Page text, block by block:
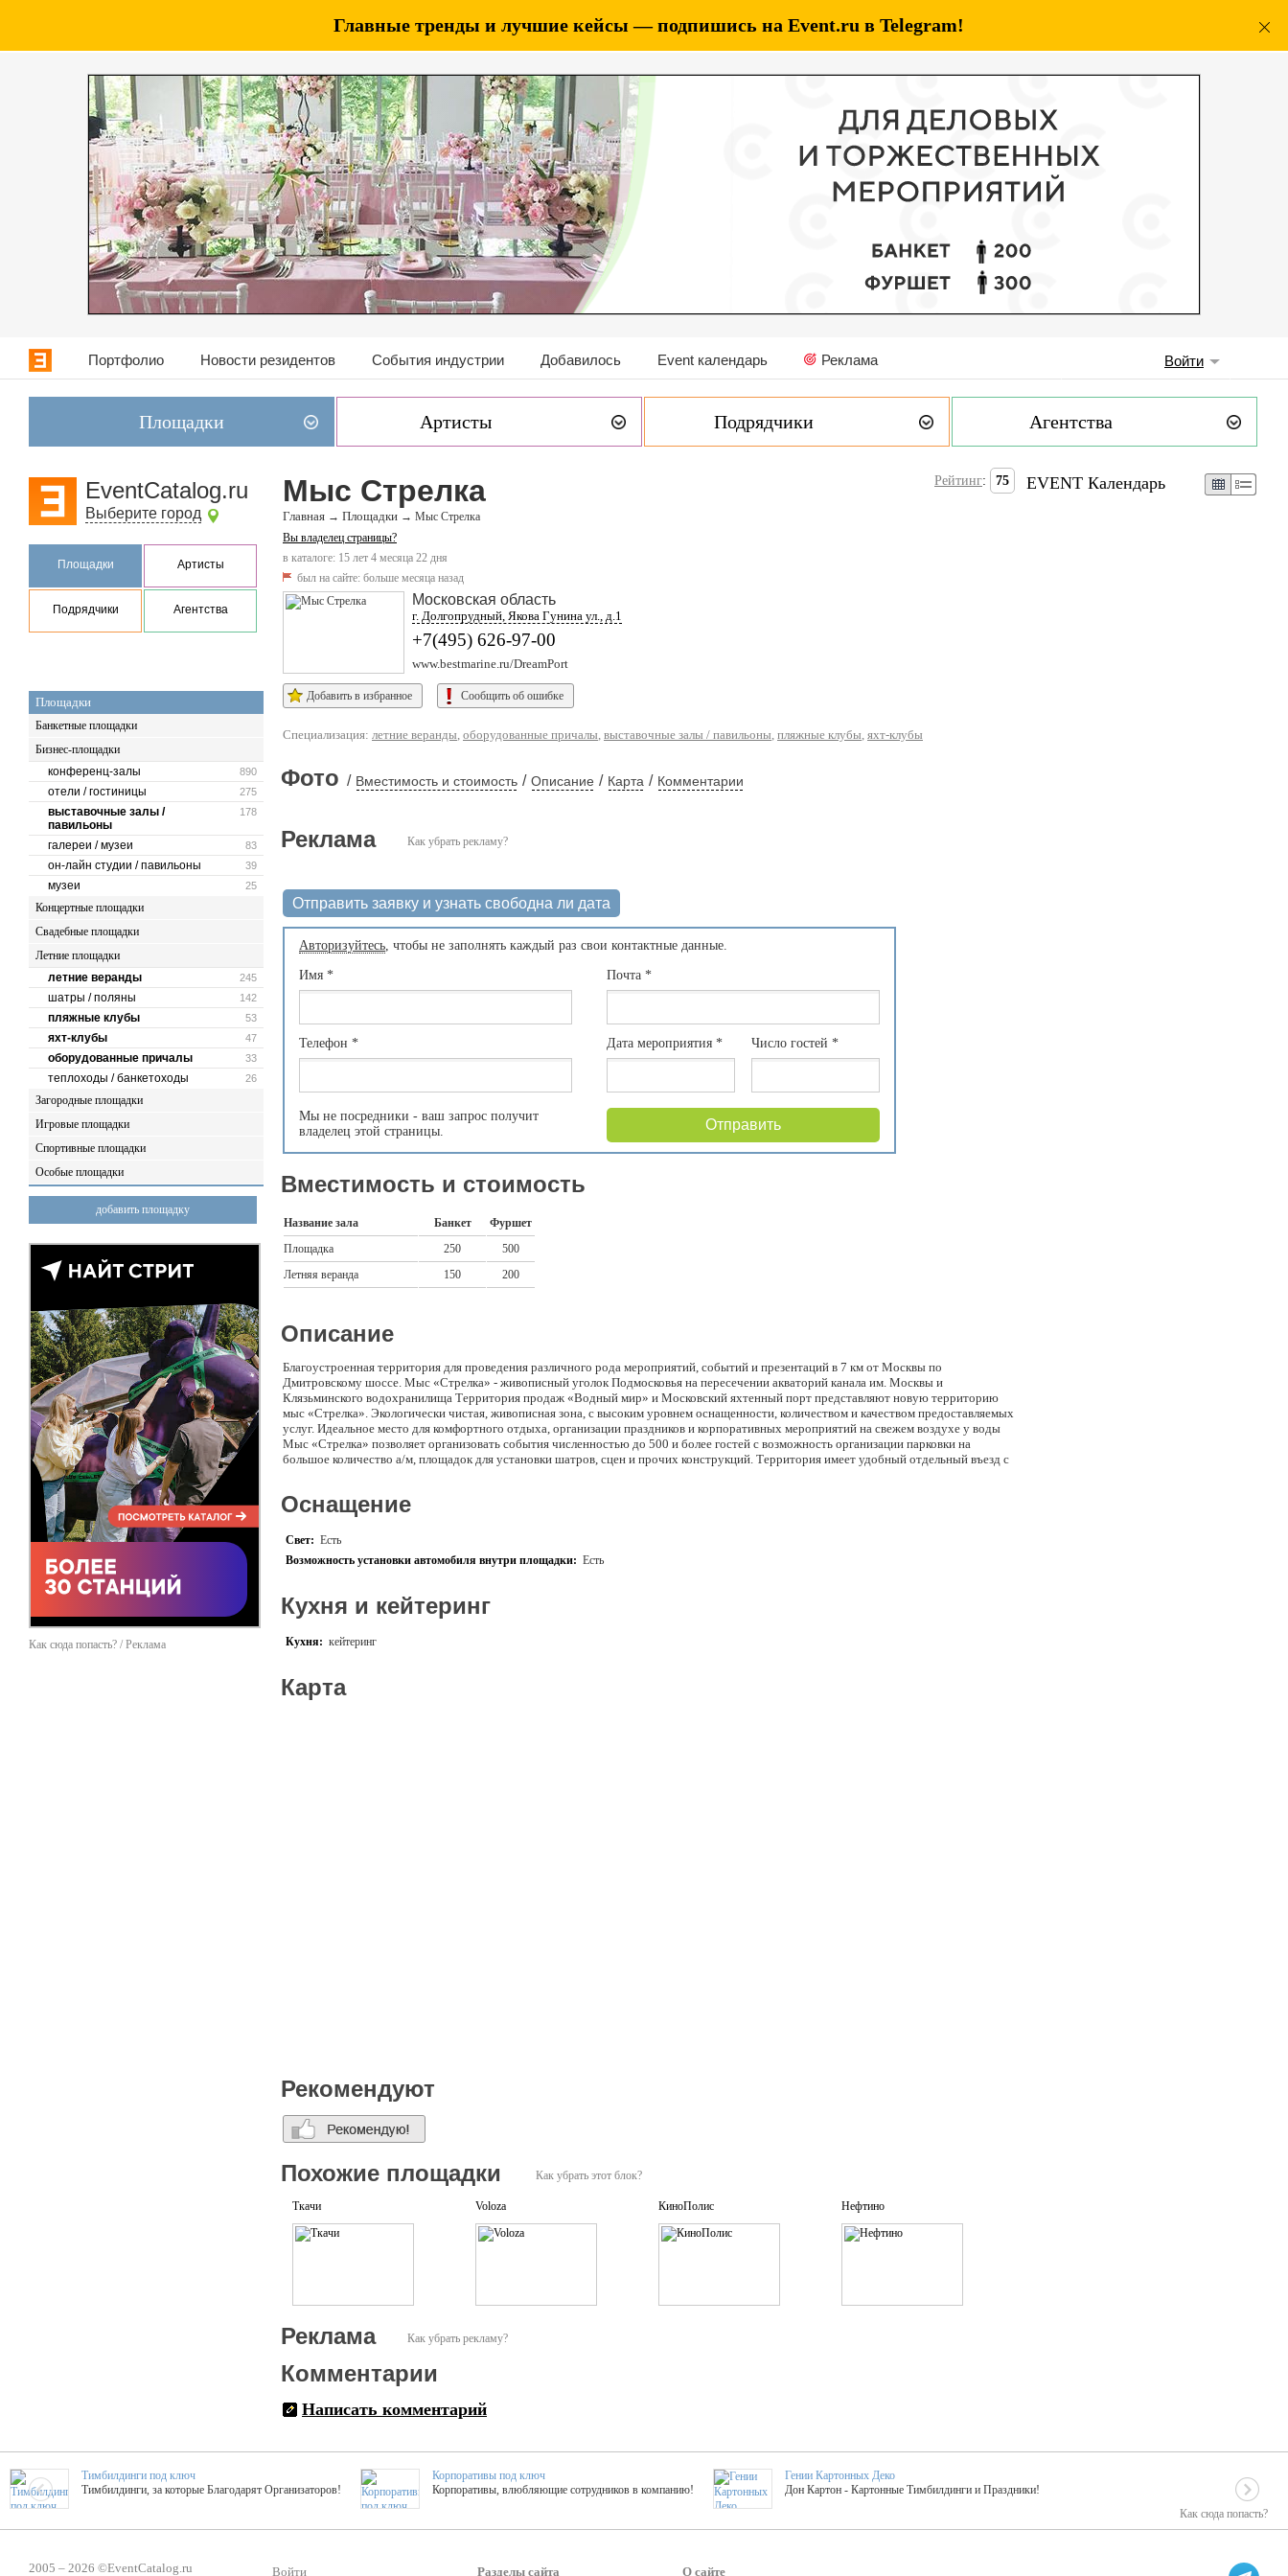
Главные тренды и лучшие кейсы — подпишись на Event.ru в Telegram!
Портфолио Новости резидентов События индустрии Добавилось Event календарь Реклама Войти
Площадки Артисты Подрядчики Агентства
EventCatalog.ru
Выберите город
Площадки Артисты
Подрядчики Агентства
Площадки
Банкетные площадки
Бизнес-площадки
890
конференц-залы
275
отели / гостиницы
178
выставочные залы /
павильоны
83
галереи / музеи
39
он-лайн студии / павильоны
25
музеи
Концертные площадки
Свадебные площадки
Летние площадки
245
летние веранды
142
шатры / поляны
53
пляжные клубы
47
яхт-клубы
33
оборудованные причалы
26
теплоходы / банкетоходы
Загородные площадки
Игровые площадки
Спортивные площадки
Особые площадки
добавить площадку
Как сюда попасть? / Реклама
Мыс Стрелка
Главная → Площадки → Мыс Стрелка
Вы владелец страницы?
в каталоге: 15 лет 4 месяца 22 дня
был на сайте: больше месяца назад
Рейтинг: 75
Московская область
г. Долгопрудный, Якова Гунина ул., д.1
+7(495) 626-97-00
www.bestmarine.ru/DreamPort
Добавить в избранное Сообщить об ошибке
Специализация: летние веранды, оборудованные причалы, выставочные залы / павильоны, пляжные клубы, яхт-клубы
Фото / Вместимость и стоимость / Описание / Карта / Комментарии
Как убрать рекламу?
Реклама
Отправить заявку и узнать свободна ли дата
Авторизуйтесь, чтобы не заполнять каждый раз свои контактные данные.
Имя *
Телефон *
Мы не посредники - ваш запрос получит
владелец этой страницы.
Почта*
Дата мероприятия* Число гостей*
Отправить
Вместимость и стоимость
Название зала Банкет
Фуршет
Площадка
250
500
Летняя веранда
150 200
Описание
Благоустроенная территория для проведения различного рода мероприятий, событий и презентаций в 7 км от Москвы по
Дмитровскому шоссе. Мыс «Стрелка» - живописный уголок Подмосковья на пересечении акваторий канала им. Москвы и
Клязьминского водохранилища Территория продаж «Водный мир» и Московский яхтенный порт представляют новую территорию
мыс «Стрелка». Экологически чистая, живописная зона, с высоким уровнем оснащенности, количеством и качеством предоставляемых
услуг. Идеальное место для комфортного отдыха, организации праздников и корпоративных мероприятий на свежем воздухе у воды
Мыс «Стрелка» позволяет организовать события численностью до 500 и более гостей с возможность организации парковки на
большое количество а/м, площадок для установки шатров, сцен и прочих конструкций. Территория имеет удобный отдельный въезд с
Оснащение
Свет: Есть
Возможность установки автомобиля внутри площадки: Есть
Кухня и кейтеринг
Кухня: кейтеринг
Карта
Рекомендуют
Как убрать этот блок?
Похожие площадки
Ткачи Voloza КиноПолис Нефтино
Как убрать рекламу?
Реклама
Комментарии
Написать комментарий
EVENT Календарь
Как сюда попасть?
Тимбилдинги под ключ
Тимбилдинги, за которые Благодарят Организаторов!
Корпоративы под ключ
Корпоративы, влюбляющие сотрудников в компанию!
Гении Картонных Деко
Дон Картон - Картонные Тимбилдинги и Праздники!
ТОПовые мастер-классы на мероприятие! Гибкие цены!
2005 – 2026 ©EventCatalog.ru Войти Разделы сайта О сайте